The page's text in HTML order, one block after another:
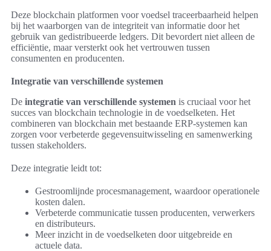
Deze blockchain platformen voor voedsel traceerbaarheid helpen
bij het waarborgen van de integriteit van informatie door het
gebruik van gedistribueerde ledgers. Dit bevordert niet alleen de
efficiëntie, maar versterkt ook het vertrouwen tussen
consumenten en producenten.
Integratie van verschillende systemen
De integratie van verschillende systemen is cruciaal voor het
succes van blockchain technologie in de voedselketen. Het
combineren van blockchain met bestaande ERP-systemen kan
zorgen voor verbeterde gegevensuitwisseling en samenwerking
tussen stakeholders.
Deze integratie leidt tot:
Gestroomlijnde procesmanagement, waardoor operationele
kosten dalen.
Verbeterde communicatie tussen producenten, verwerkers
en distributeurs.
Meer inzicht in de voedselketen door uitgebreide en
actuele data.